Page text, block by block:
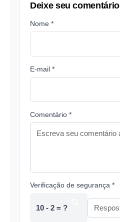
Deixe seu comentário
Nome *
E-mail *
Comentário *
Verificação de segurança *
10 - 2 = ?